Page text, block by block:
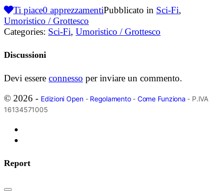
Ti piace0 apprezzamentiPubblicato in Sci-Fi,
Umoristico / Grottesco
Categories: Sci-Fi, Umoristico / Grottesco
Discussioni
Devi essere connesso per inviare un commento.
© 2026 - Edizioni Open- Regolamento- Come Funziona - P.IVA
16134571005
Report